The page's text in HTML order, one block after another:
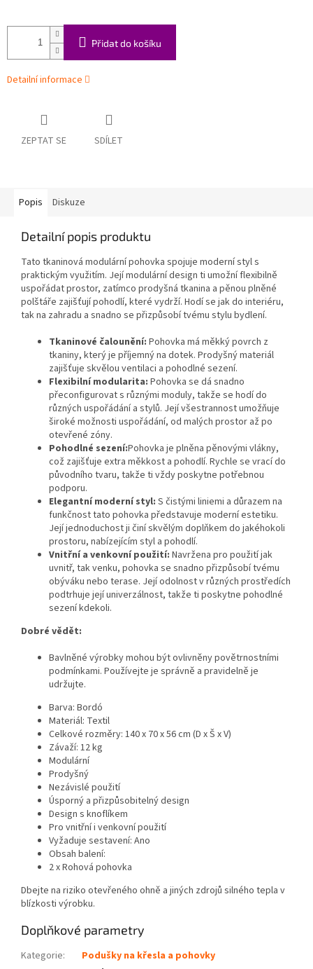
Přidat do košíku
Detailní informace
ZEPTAT SE SDÍLET
Popis Diskuze
Detailní popis produktu
Tato tkaninová modulární pohovka spojuje moderní styl s
praktickým využitím. Její modulární design ti umožní flexibilně
uspořádat prostor, zatímco prodyšná tkanina a pěnou plněné
polštáře zajišťují pohodlí, které vydrží. Hodí se jak do interiéru,
tak na zahradu a snadno se přizpůsobí tvému stylu bydlení.
Tkaninové čalounění: Pohovka má měkký povrch z
tkaniny, který je příjemný na dotek. Prodyšný materiál
zajišťuje skvělou ventilaci a pohodlné sezení.
Flexibilní modularita: Pohovka se dá snadno
přeconfigurovat s různými moduly, takže se hodí do
různých uspořádání a stylů. Její všestrannost umožňuje
široké možnosti uspořádání, od malých prostor až po
otevřené zóny.
Pohodlné sezení:Pohovka je plněna pěnovými vlákny,
což zajišťuje extra měkkost a pohodlí. Rychle se vrací do
původního tvaru, takže ti vždy poskytne potřebnou
podporu.
Elegantní moderní styl: S čistými liniemi a důrazem na
funkčnost tato pohovka představuje moderní estetiku.
Její jednoduchost ji činí skvělým doplňkem do jakéhokoli
prostoru, nabízejícím styl a pohodlí.
Vnitřní a venkovní použití: Navržena pro použití jak
uvnitř, tak venku, pohovka se snadno přizpůsobí tvému
obýváku nebo terase. Její odolnost v různých prostředích
podtrhuje její univerzálnost, takže ti poskytne pohodlné
sezení kdekoli.
Dobré vědět:
Bavlněné výrobky mohou být ovlivněny povětrnostními
podmínkami. Používejte je správně a pravidelně je
udržujte.
Barva: Bordó
Materiál: Textil
Celkové rozměry: 140 x 70 x 56 cm (D x Š x V)
Závaží: 12 kg
Modulární
Prodyšný
Nezávislé použití
Úsporný a přizpůsobitelný design
Design s knoflíkem
Pro vnitřní i venkovní použití
Vyžaduje sestavení: Ano
Obsah balení:
2 x Rohová pohovka
Dbejte na riziko otevřeného ohně a jiných zdrojů silného tepla v
blízkosti výrobku.
Doplňkové parametry
Kategorie:
Podušky na křesla a pohovky